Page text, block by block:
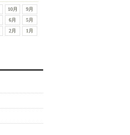
10月
9月
6月
5月
2月 1月